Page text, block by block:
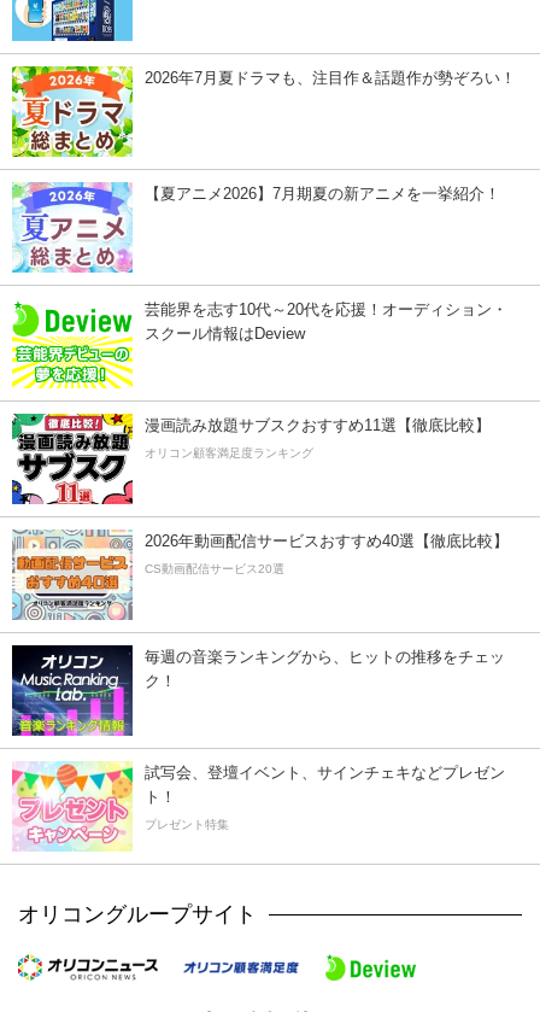
2026年7月夏ドラマも、注目作＆話題作が勢ぞろい！
【夏アニメ2026】7月期夏の新アニメを一挙紹介！
芸能界を志す10代～20代を応援！オーディション・
スクール情報はDeview
漫画読み放題サブスクおすすめ11選【徹底比較】
オリコン顧客満足度ランキング
2026年動画配信サービスおすすめ40選【徹底比較】
CS動画配信サービス20選
毎週の音楽ランキングから、ヒットの推移をチェッ
ク！
試写会、登壇イベント、サインチェキなどプレゼン
ト！
プレゼント特集
オリコングループサイト